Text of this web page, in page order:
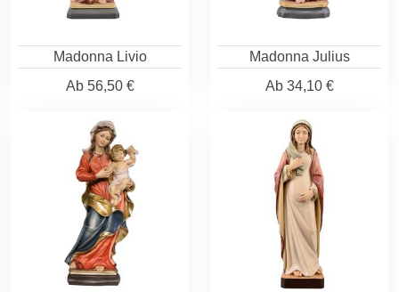
Madonna Livio
Ab56,50 €
Madonna Julius
Ab34,10 €